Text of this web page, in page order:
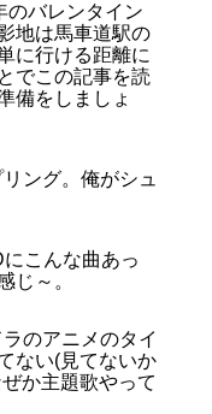
のバレンタイン
地は馬車道駅の
に行ける距離に
でこの記事を読
備をしましょ
ング。俺がシュ
こんな曲あっ
じ～。
のアニメのタイ
ない(見てないか
か主題歌やって